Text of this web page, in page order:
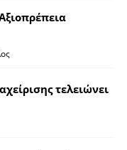
τελειώνει